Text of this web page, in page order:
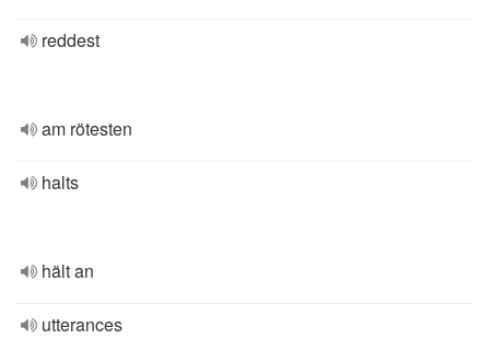
reddest
am rötesten
halts
hält an
utterances